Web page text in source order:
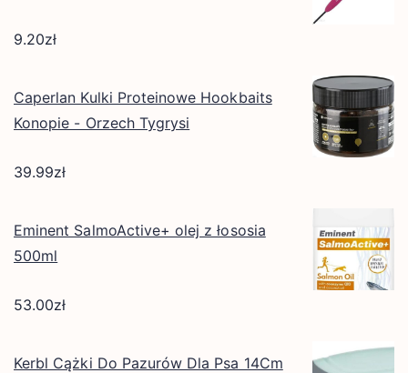
9.20zł
Caperlan Kulki Proteinowe Hookbaits
Konopie - Orzech Tygrysi
39.99zł
Eminent SalmoActive+ olej z łososia
500ml
53.00zł
Kerbl Cążki Do Pazurów Dla Psa 14Cm